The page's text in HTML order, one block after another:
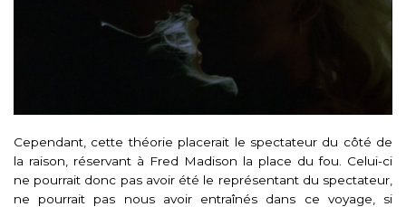
Cependant, cette théorie placerait le spectateur du côté de
la raison, réservant à Fred Madison la place du fou. Celui-ci
ne pourrait donc pas avoir été le représentant du spectateur,
ne pourrait pas nous avoir entraînés dans ce voyage, si